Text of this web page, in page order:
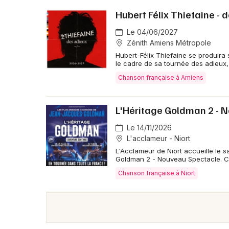
Colisée), 23/01 Lille (Théâtre Sébastopol), 06/
et du 17 au 21/03 Paris (Théâtre de l'Atelier).
🎟️ Comment pouvait-on acheter des billets
Les billets ont été disponibles en billetterie pour
partir de 19,50 € selon les villes ; la demande
place. Les billets étaient en vente sur les
📍 Où Arthur H a-t-il joué en 2026 ?
Arthur H s'est produit à Achères (Le Sax), Lens
Arts), Bordeaux (Théâtre Femina) et Paris
🎵 Que proposait le concert "Autour du
Le spectacle présentait un duo intimiste avec le
Hubert Félix Thiefaine -
Le 04/06/2027
Zénith Amiens Métropole
Hubert-Félix Thiefaine se
le cadre de sa tournée des
Chanson française à Amiens
L'Héritage Goldman 2 -
Le 14/11/2026
L'acclameur - Niort
L'Acclameur de Niort accueille le
Goldman 2 - Nouveau Spectacle.
Chanson française à Niort